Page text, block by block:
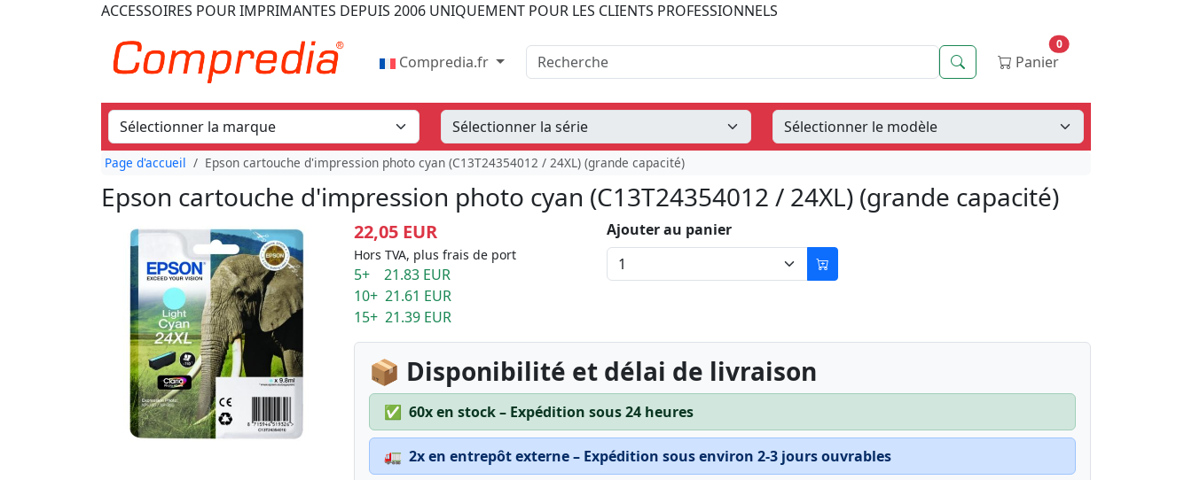
ACCESSOIRES POUR IMPRIMANTES DEPUIS 2006 UNIQUEMENT POUR LES CLIENTS PROFESSIONNELS
Compredia.fr Recherche RecherchePanier
0
Page d'accueil Epson cartouche d'impression photo cyan (C13T24354012 / 24XL) (grande capacité)
Epson cartouche d'impression photo cyan (C13T24354012 / 24XL) (grande capacité)
22,05 EUR
Hors TVA, plus frais de port
5+ 21.83 EUR
10+ 21.61 EUR
15+ 21.39 EUR
Ajouter au panier
📦 Disponibilité et délai de livraison
✅ 60x en stock – Expédition sous 24 heures
🚛 2x en entrepôt externe – Expédition sous environ 2-3 jours ouvrables